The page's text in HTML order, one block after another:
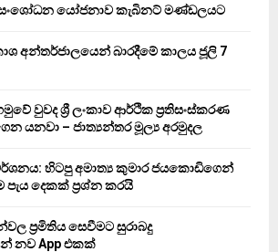
සංශෝධන යෝජනාව කැබිනට් මණ්ඩලයට
අන්තර්ජාලයෙන් බාරදීමේ කාලය ජූලි 7
වුවද ශ්‍රී ලංකාව ආර්ථික ප්‍රතිසංස්කරණ
යනවා – ජාත්‍යන්තර මූල්‍ය අරමුදල
හිටපු අමාත්‍ය කුමාර ජයකොඩිගෙන්
දෙකක් ප්‍රශ්න කරයි
ප්‍රමිතිය සෙවීමට සුරාබදු
නව App එකක්